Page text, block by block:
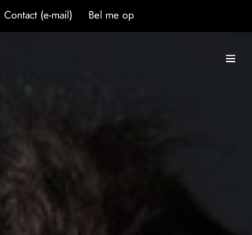
Contact (e-mail) Bel me op